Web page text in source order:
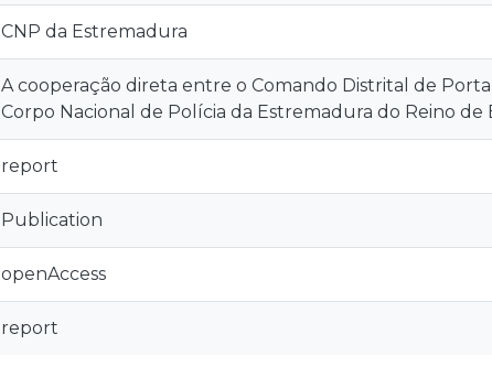
CNP da Estremadura
A cooperação direta entre o Comando Distrital de
Corpo Nacional de Polícia da Estremadura do Reino de
report
Publication
openAccess
report